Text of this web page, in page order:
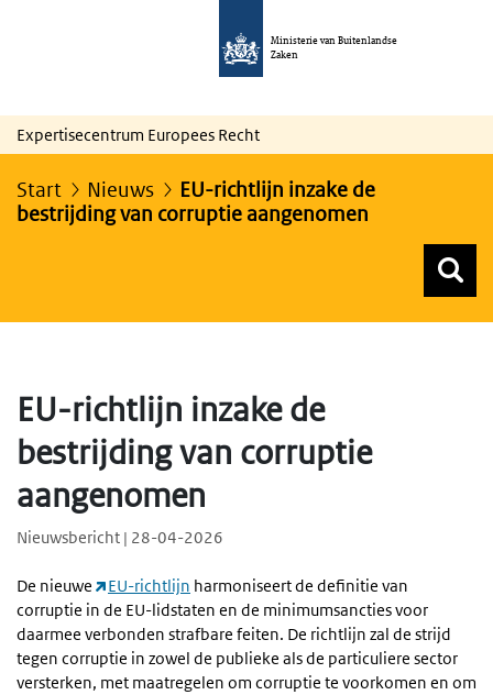
Ministerie van Buitenlandse
Zaken
Expertisecentrum Europees Recht
Start Nieuws
EU-richtlijn inzake de
bestrijding van corruptie aangenomen
EU-richtlijn inzake de
bestrijding van corruptie
aangenomen
Nieuwsbericht | 28-04-2026
De nieuwe EU-richtlijn harmoniseert de definitie van
corruptie in de EU-lidstaten en de minimumsancties voor
daarmee verbonden strafbare feiten. De richtlijn zal de strijd
tegen corruptie in zowel de publieke als de particuliere sector
versterken, met maatregelen om corruptie te voorkomen en om